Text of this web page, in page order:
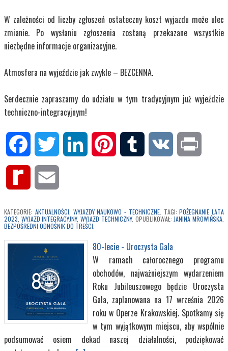
W zależności od liczby zgłoszeń ostateczny koszt wyjazdu może ulec
zmianie. Po wysłaniu zgłoszenia zostaną przekazane wszystkie
niezbędne informacje organizacyjne.
Atmosfera na wyjeździe jak zwykle – BEZCENNA.
Serdecznie zapraszamy do udziału w tym tradycyjnym już wyjeździe
techniczno-integracyjnym!
Facebook Twitter LinkedIn Pinterest Tumblr VK
Rediff
KATEGORIE: AKTUALNOŚCI WYJAZDY NAUKOWO - TECHNICZNE. TAGI:POŻEGNANIE LATA
2023 WYJAZD INTEGRACYJNY,WYJAZD TECHNICZNY. OPUBLIKOWAŁ: JANINA MROWIŃSKA
BEZPOŚREDNI ODNOŚNIK DO TREŚCI
80-lecie - Uroczysta Gala
W ramach całorocznego programu
obchodów, najważniejszym wydarzeniem
Roku Jubileuszowego będzie Uroczysta
Gala, zaplanowana na 17 września 2026
roku w Operze Krakowskiej. Spotkamy się
w tym wyjątkowym miejscu, aby wspólnie
podsumować osiem dekad naszej działalności, podziękować